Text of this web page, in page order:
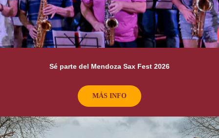
Sé parte del Mendoza Sax Fest 2026
MÁS INFO